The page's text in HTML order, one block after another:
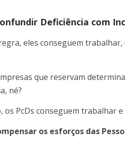
Deficiência com
eles conseguem
que reservam
né?
os PcDs conseguem trabalhar
os esforços das